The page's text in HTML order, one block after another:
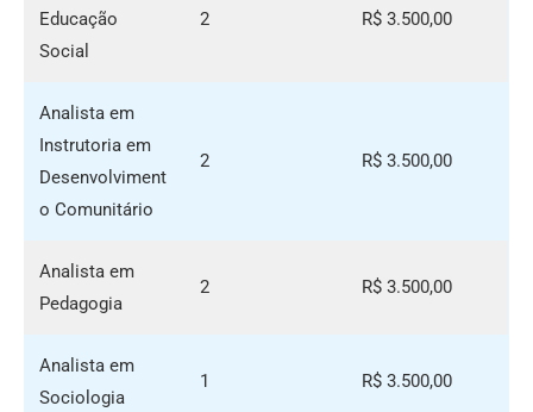
Educação
Social
2 R$ 3.500,00
Analista em
Instrutoria em
Desenvolviment
o Comunitário
2 R$ 3.500,00
Analista em
Pedagogia
2 R$ 3.500,00
Analista em
Sociologia
1 R$ 3.500,00